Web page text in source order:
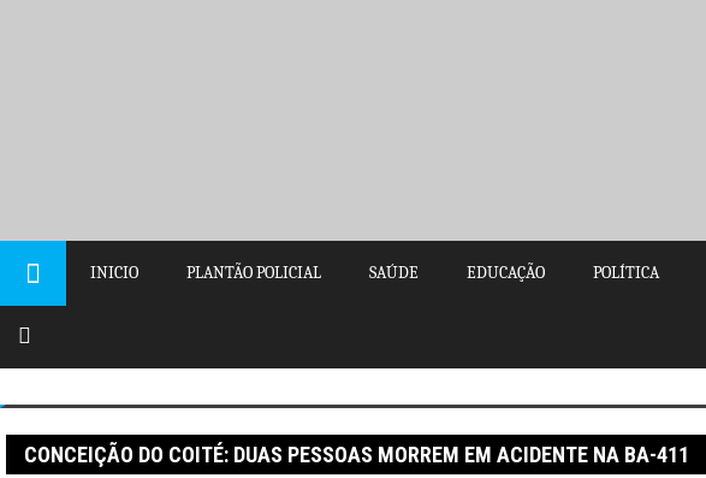
INICIO PLANTÃO POLICIAL SAÚDE EDUCAÇÃO POLÍTICA
CONCEIÇÃO DO COITÉ: DUAS PESSOAS MORREM EM ACIDENTE NA BA-411